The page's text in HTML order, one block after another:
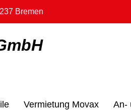
Bremen
Vermietung Movax An-